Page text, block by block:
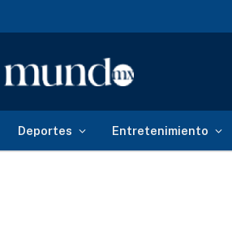
Deportes Entretenimiento